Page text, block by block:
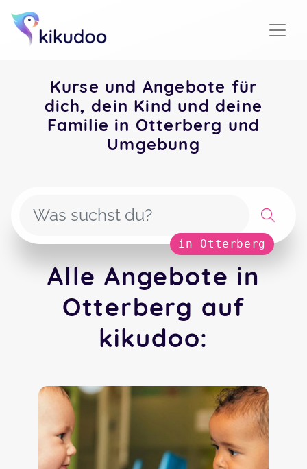
Kurse und Angebote für
dich, dein Kind und deine
Familie in Otterberg und
Umgebung
in Otterberg
Alle Angebote in
Otterberg auf
kikudoo: